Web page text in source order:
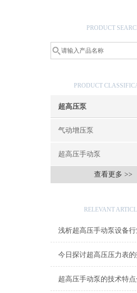
PRODUCT
PRODUCT
超高压泵
气动增压泵
超高压手动泵
查看更多 >>
RELEVANT
今日探讨超高压压力表